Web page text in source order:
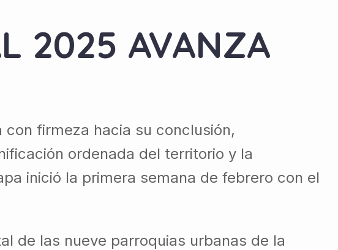
2025 AVANZA
firmeza hacia su conclusión,
ordenada del territorio y la
inició la primera semana de febrero con el
de las nueve parroquias urbanas de la